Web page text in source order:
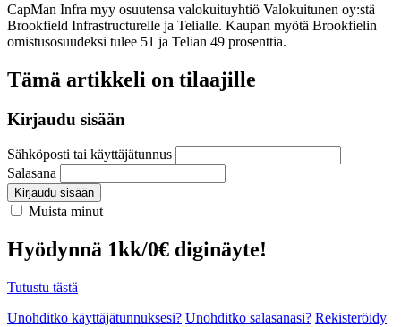
CapMan Infra myy osuutensa valokuituyhtiö Valokuitunen oy:stä
Brookfield Infrastructurelle ja Telialle. Kaupan myötä Brookfielin
omistusosuudeksi tulee 51 ja Telian 49 prosenttia.
Tämä artikkeli on tilaajille
Kirjaudu sisään
Sähköposti tai käyttäjätunnus
Salasana
Kirjaudu sisään
Muista minut
Hyödynnä 1kk/0€ diginäyte!
Tutustu tästä
Unohditko käyttäjätunnuksesi? Unohditko salasanasi? Rekisteröidy